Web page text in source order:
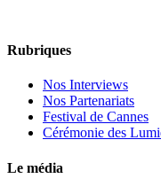
Rubriques
Nos Interviews
Nos Partenariats
Festival de Cannes
Cérémonie des
Le média